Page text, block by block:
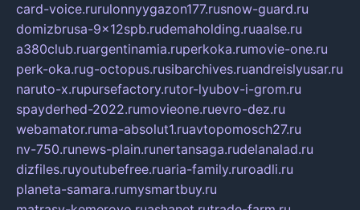
card-voice.rurulonnyygazon177.rusnow-guard.ru
domizbrusa-9x12spb.rudemaholding.ruaalse.ru
a380club.ruargentinamia.ruperkoka.rumovie-one.ru
perk-oka.rug-octopus.rusibarchives.ruandreislyusar.ru
naruto-x.rupursefactory.rutor-lyubov-i-grom.ru
spayderhed-2022.rumovieone.ruevro-dez.ru
webamator.ruma-absolut1.ruavtopomosch27.ru
nv-750.runews-plain.runertansaga.rudelanalad.ru
dizfiles.ruyoutubefree.ruaria-family.ruroadli.ru
planeta-samara.rumysmartbuy.ru